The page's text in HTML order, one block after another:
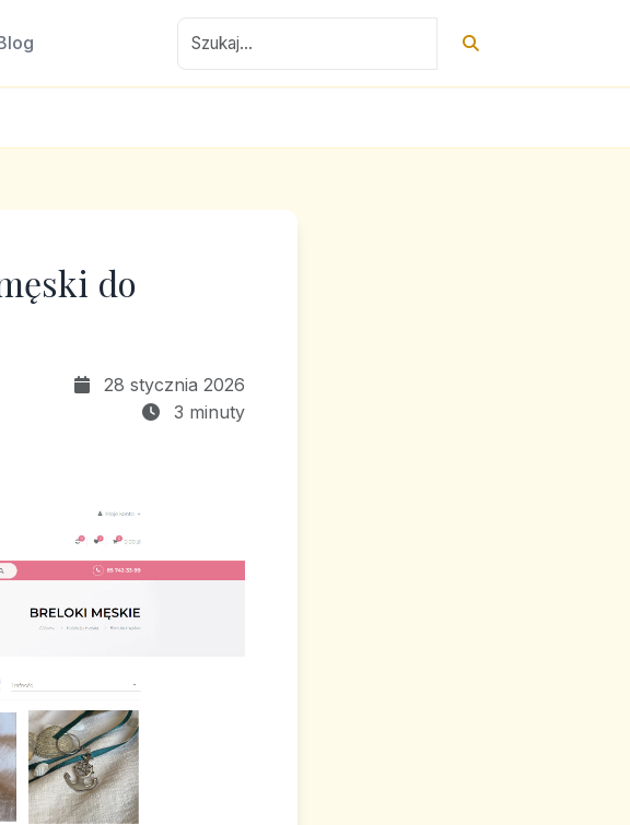
do
28 stycznia 2026
3 minuty